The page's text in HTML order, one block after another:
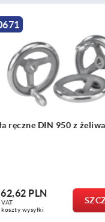
Kółka delta
4,66 PLN
plus koszty wysyłki